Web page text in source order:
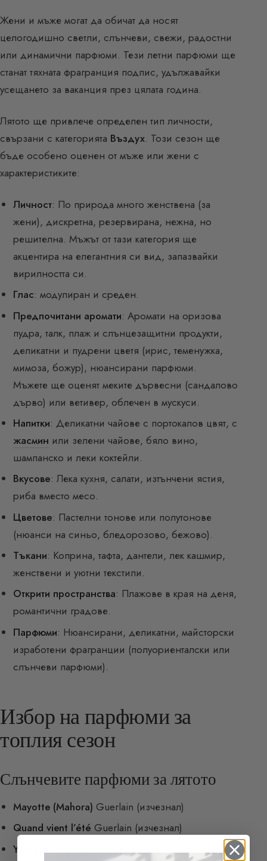
Жени и мъже могат да обичат да носят
целогодишно светли, слънчеви, свежи, радостни
или динамични парфюми. Тези летни парфюми ще
станат тяхната фрагранция подпис, удължавайки
усещането за ваканция през цялата година.
Лятото ще привлече определен тип личности,
свързани с категорията Въздух. Този сезон ще
бъде особено оценен от мъже или жени с
характеристиките:
Личност: По природа много женствена (за
жени), дискретна, резервирана, нежна, но
решителна. Мъжът от тази категория ще
акцентира на елегантния си вид, запазвайки
вирилността си.
Глас: модулиран и среден.
Предпочитани аромати: Аромати на оризова
пудра, талк, плаж и слънцезащитни продукти,
деликатни и пудрени цветя (ирис, теменужка,
мимоза, божур), нюансирани парфюми.
Мъжете ще оценят меките дървесни (сандалово
дърво) или ветивер, облечен в мускуси.
Напитки: Деликатни чайове с портокалов цвят, с
жасмин или зелени чайове, бяло вино,
шампанско и леки коктейли.
Вкусове: Лека кухня, салати, изтънчени ястия,
риба вместо месо.
Цветове: Пастелни тонове или полутонове
(нюанси на синьо, бледорозово, бежово).
Тъкани: Коприна, тафта, дантели, лек кашмир,
женствени и уютни текстили.
Открити пространства: Плажове в края на деня,
романтични градове.
Парфюми: Нюансирани, деликатни, майсторски
изработени фрагранции (полуориенталски или
слънчеви парфюми).
Избор на парфюми за
топлия сезон
Слънчевите парфюми за лятото
Mayotte (Mahora) Guerlain (изчезнал)
Quand vient l’été Guerlain (изчезнал)
Ylang Vanille